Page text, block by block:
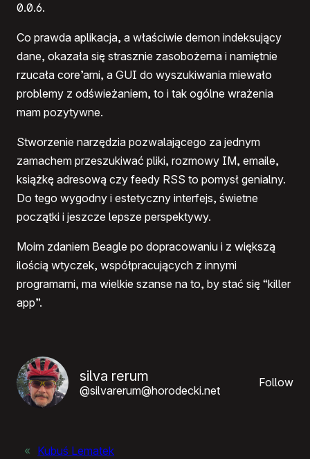
0.0.6.
Co prawda aplikacja, a właściwie demon indeksujący
dane, okazała się strasznie zasobożerna i namiętnie
rzucała core’ami, a GUI do wyszukiwania miewało
problemy z odświeżaniem, to i tak ogólne wrażenia
mam pozytywne.
Stworzenie narzędzia pozwalającego za jednym
zamachem przeszukiwać pliki, rozmowy IM, emaile,
książkę adresową czy feedy RSS to pomysł genialny.
Do tego wygodny i estetyczny interfejs, świetne
początki i jeszcze lepsze perspektywy.
Moim zdaniem Beagle po dopracowaniu i z większą
ilością wtyczek, współpracujących z innymi
programami, ma wielkie szanse na to, by stać się “killer
app”.
silva rerum
@silvarerum@horodecki.net
Follow
« Kubuś Lematek